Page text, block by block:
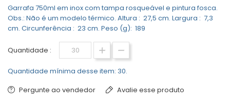
Garrafa 750ml em inox com tampa rosqueável e pintura fosca.
Obs.: Não é um modelo térmico. Altura : 27,5 cm. Largura : 7,3
cm. Circunferência : 23 cm. Peso (g): 189
Quantidade :
Quantidade mínima desse item: 30.
Pergunte ao vendedor
Avalie esse produto